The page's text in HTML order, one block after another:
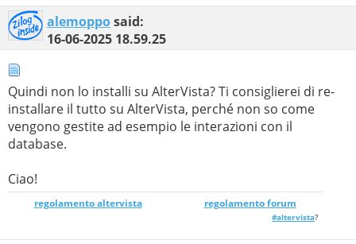
alemopposaid:
16-06-2025 18.59.25
Quindi non lo installi su AlterVista? Ti consiglierei di re-
installare il tutto su AlterVista, perché non so come
vengono gestite ad esempio le interazioni con il
database.
Ciao!
regolamento altervista_______________ regolamento forum
#altervista?